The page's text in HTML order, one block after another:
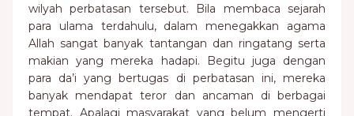
wilyah perbatasan tersebut. Bila membaca sejarah
para ulama terdahulu, dalam menegakkan agama
Allah sangat banyak tantangan dan ringatang serta
makian yang mereka hadapi. Begitu juga dengan
para da’i yang bertugas di perbatasan ini, mereka
banyak mendapat teror dan ancaman di berbagai
tempat. Apalagi masyarakat yang belum mengerti